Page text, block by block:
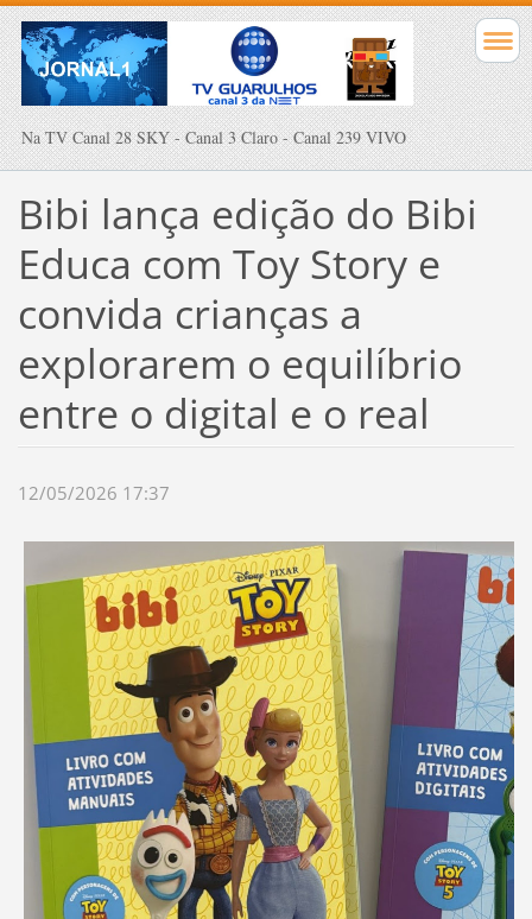
Na TV Canal 28 SKY - Canal 3 Claro - Canal 239 VIVO
Bibi lança edição do Bibi
Educa com Toy Story e
convida crianças a
explorarem o equilíbrio
entre o digital e o real
12/05/2026 17:37